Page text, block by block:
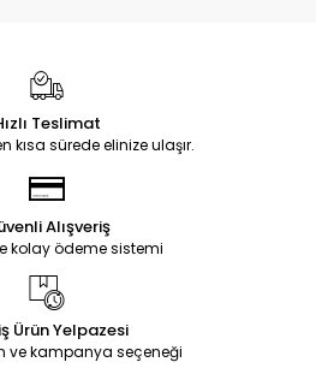
Teslimat
kısa sürede elinize ulaşır.
Alışveriş
kolay ödeme sistemi
Ürün Yelpazesi
ve kampanya seçeneği